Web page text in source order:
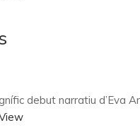
debut narratiu d’Eva